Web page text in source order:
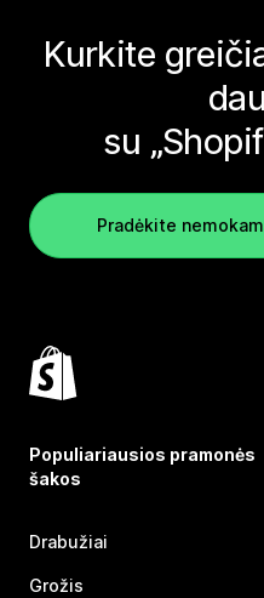
Kurkite
su
Pradėkite
Populiariausios pramonės
šakos
Drabužiai
Grožis